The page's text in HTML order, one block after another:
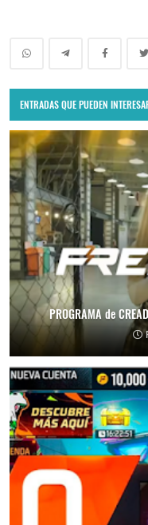
ENTRADAS QUE PUEDEN
PROGRAMA de